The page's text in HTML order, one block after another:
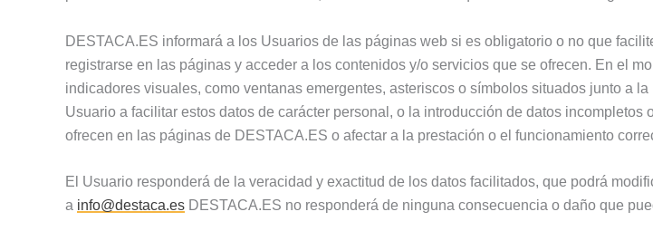
DESTACA.ES informará a los Usuarios de las páginas web si es obligatorio o no que
registrarse en las páginas y acceder a los contenidos y/o servicios que se ofrecen. En el
indicadores visuales, como ventanas emergentes, asteriscos o símbolos situados junto a
Usuario a facilitar estos datos de carácter personal, o la introducción de datos
ofrecen en las páginas de DESTACA.ES o afectar a la prestación o el funcionamiento
El Usuario responderá de la veracidad y exactitud de los datos facilitados, que podrá
a info@destaca.es DESTACA.ES no responderá de ninguna consecuencia o daño que